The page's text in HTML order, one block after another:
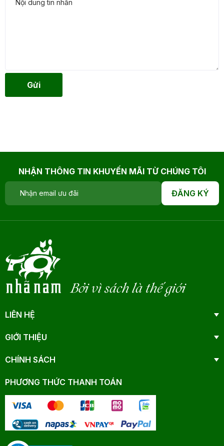
Gửi
NHẬN THÔNG TIN KHUYẾN MÃI TỪ CHÚNG TÔI
ĐĂNG KÝ
Bởi vì sách là thế giới
LIÊN HỆ
GIỚI THIỆU
CHÍNH SÁCH
PHƯƠNG THỨC THANH TOÁN